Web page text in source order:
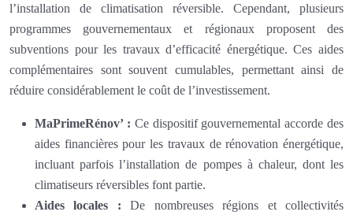
l’installation de climatisation réversible. Cependant, plusieurs
programmes gouvernementaux et régionaux proposent des
subventions pour les travaux d’efficacité énergétique. Ces aides
complémentaires sont souvent cumulables, permettant ainsi de
réduire considérablement le coût de l’investissement.
MaPrimeRénov’ : Ce dispositif gouvernemental accorde des
aides financières pour les travaux de rénovation énergétique,
incluant parfois l’installation de pompes à chaleur, dont les
climatiseurs réversibles font partie.
Aides locales :De nombreuses régions et collectivités